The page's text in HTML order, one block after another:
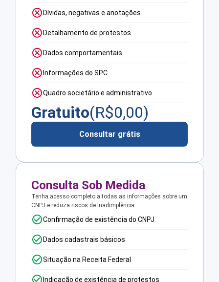
Dívidas, negativas e anotações
Detalhamento de protestos
Dados comportamentais
Informações do SPC
Quadro societário e administrativo
Gratuito(R$0,00)
Consultar grátis
Consulta Sob Medida
Tenha acesso completo a todas as informações sobre um
CNPJ e reduza riscos de inadimplência.
Confirmação de existência do CNPJ
Dados cadastrais básicos
Situação na Receita Federal
Indicação de existência de protestos